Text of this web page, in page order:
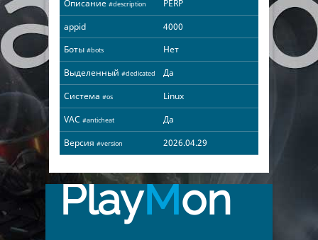
Описание #description
PERP
appid
4000
Боты #bots
Нет
Выделенный #dedicated
Да
Система #os
Linux
VAC #anticheat
Да
Версия #version 2026.04.29
PlayMon